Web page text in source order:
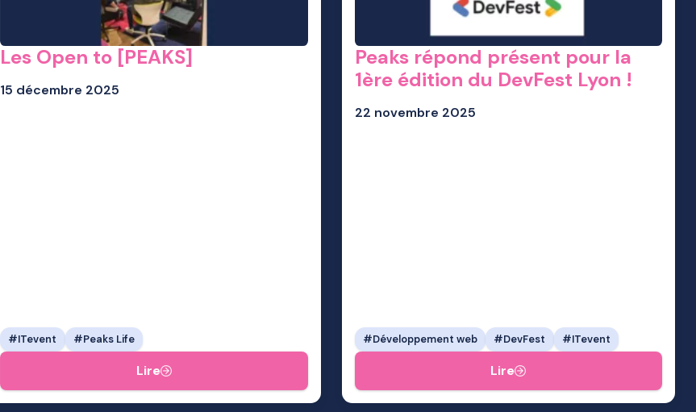
Les Open to [PEAKS]
15 décembre 2025
ITevent Peaks Life
Lire
Peaks répond présent pour la
1ère édition du DevFest Lyon !
22 novembre 2025
Développement web DevFest ITevent
Lire